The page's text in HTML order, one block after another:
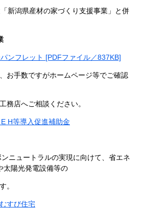
「新潟県産材の家づくり支援事業」と併
ンフレット [PDFファイル／837KB]
数ですがホームページ等でご確認
店へご相談ください。
H等導入促進補助金
ュートラルの実現に向けて、省エネ
太陽光発電設備等の
すび住宅